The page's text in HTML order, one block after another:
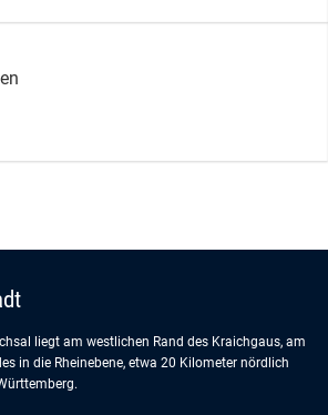
liegt am westlichen Rand des Kraichgaus, am
in die Rheinebene, etwa 20 Kilometer nördlich